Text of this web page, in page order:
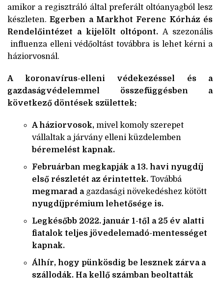
amikor a regisztráló által preferált oltóanyagból lesz
készleten.Egerben a Markhot Ferenc Kórház és
Rendelőintézet a kijelölt oltópont. A szezonális
influenza elleni védőoltást továbbra is lehet kérni a
háziorvosnál.
A koronavírus-elleni védekezéssel és a
gazdaságvédelemmel összefüggésben a
következő döntések születtek:
A háziorvosok, mivel komoly szerepet
vállaltak a járvány elleni küzdelemben
béremelést kapnak.
Februárban megkapják a 13. havi nyugdíj
első részletét az érintettek. Továbbá
megmarad a gazdasági növekedéshez kötött
nyugdíjprémium lehetősége is.
Legkésőbb 2022. január 1-től a 25 év alatti
fiatalok teljes jövedelemadó-mentességet
kapnak.
Álhír, hogy pünkösdig be lesznek zárva a
szállodák. Ha kellő számban beoltatták